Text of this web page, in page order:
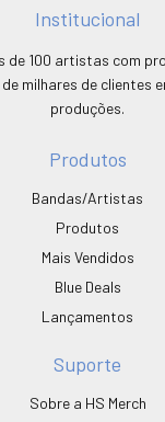
Institucional
de 100 artistas com
milhares de clientes
produções.
Produtos
Bandas/Artistas
Produtos
Mais Vendidos
Blue Deals
Lançamentos
Suporte
Sobre a HS Merch